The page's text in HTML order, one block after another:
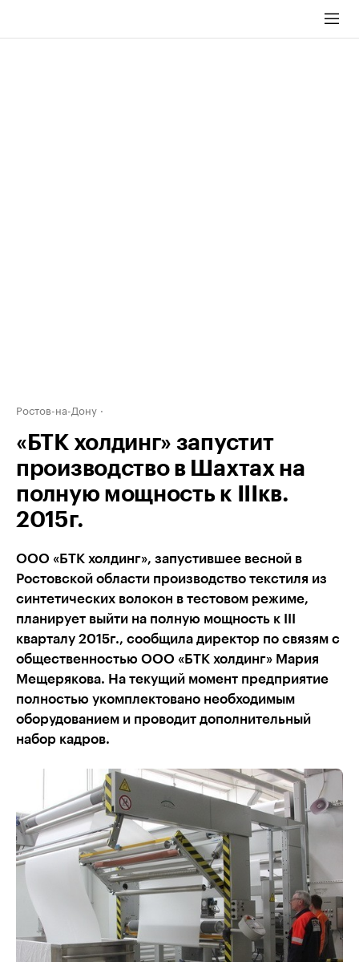
Ростов-на-Дону
«БТК холдинг» запустит
производство в Шахтах на
полную мощность к IIIкв.
2015г.
ООО «БТК холдинг», запустившее весной в
Ростовской области производство текстиля из
синтетических волокон в тестовом режиме,
планирует выйти на полную мощность к III
кварталу 2015г., сообщила директор по связям с
общественностью ООО «БТК холдинг» Мария
Мещерякова. На текущий момент предприятие
полностью укомплектовано необходимым
оборудованием и проводит дополнительный
набор кадров.